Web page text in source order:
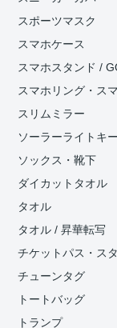
スポーツマスク
スマホケース
スマホスタンド /
スマホリング・ス
スリムミラー
ソーラーライトキ
ソックス・靴下
ダイカットタオル
タオル
タオル / 昇華転写
チケットパス・ス
チューンタグ
トートバッグ
トランプ